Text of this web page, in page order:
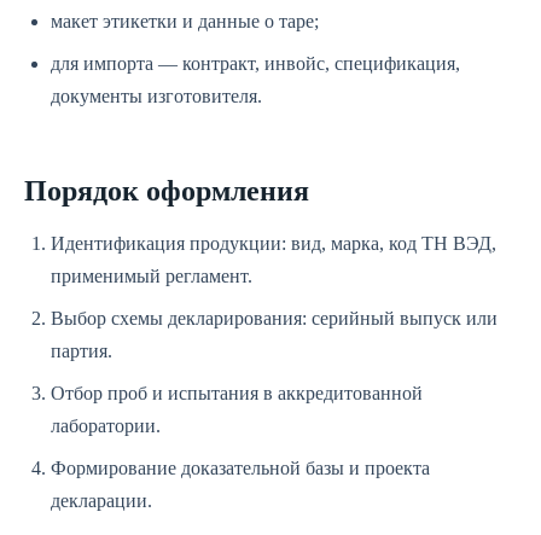
макет этикетки и данные о таре;
для импорта — контракт, инвойс, спецификация,
документы изготовителя.
Порядок оформления
Идентификация продукции: вид, марка, код ТН ВЭД,
применимый регламент.
Выбор схемы декларирования: серийный выпуск или
партия.
Отбор проб и испытания в аккредитованной
лаборатории.
Формирование доказательной базы и проекта
декларации.